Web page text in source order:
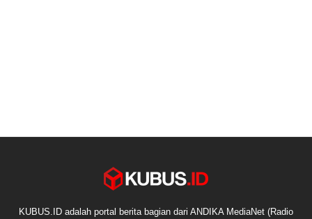
KUBUS.ID adalah portal berita bagian dari ANDIKA MediaNet (Radio